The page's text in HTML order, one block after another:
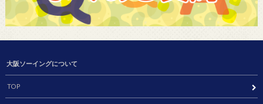
大阪ソーイングについて
TOP